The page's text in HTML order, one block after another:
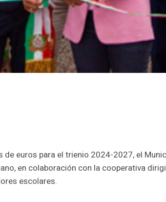
de euros para el trienio 2024-2027, el
en colaboración con la cooperativa
escolares.